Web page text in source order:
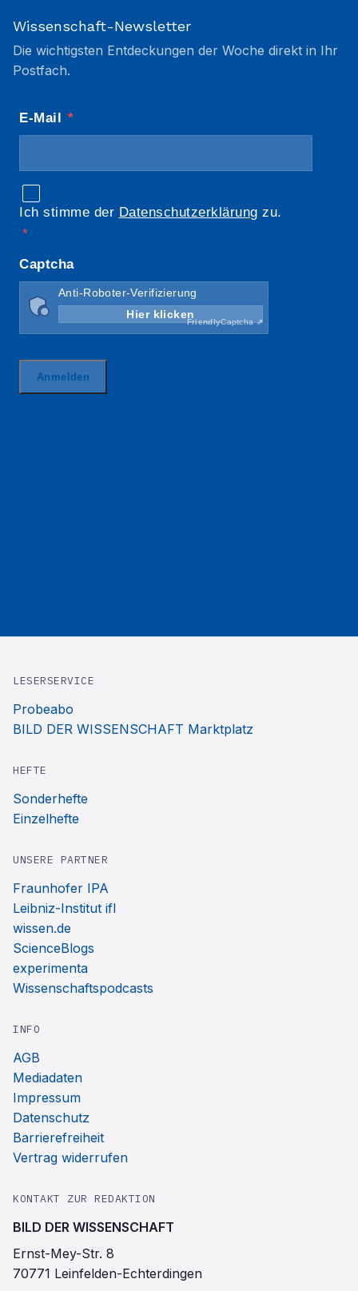
Wissenschaft-Newsletter
Die wichtigsten Entdeckungen der Woche direkt in Ihr
Postfach.
LESERSERVICE
Probeabo
BILD DER WISSENSCHAFT Marktplatz
HEFTE
Sonderhefte
Einzelhefte
UNSERE PARTNER
Fraunhofer IPA
Leibniz-Institut ifl
wissen.de
ScienceBlogs
experimenta
Wissenschaftspodcasts
INFO
AGB
Mediadaten
Impressum
Datenschutz
Barrierefreiheit
Vertrag widerrufen
KONTAKT ZUR REDAKTION
BILD DER WISSENSCHAFT
Ernst-Mey-Str. 8
70771 Leinfelden-Echterdingen